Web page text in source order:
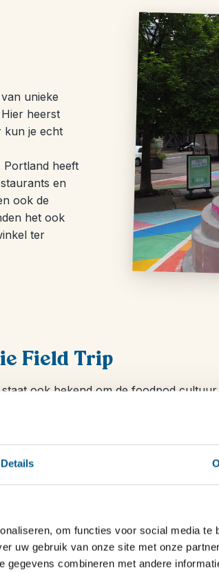
Details
om functies voor social media te
uw gebruik van onze site met onze
combineren met andere
unieke
heerst
kun je echt
Portland heeft
en
ook de
het ook
ter
Field Trip
ook bekend om de foodpod
pleinen door de stad, overal kom
smaken. Ontdek lokale
tour met een lokale gids. Op de fiets
ontmoet enthousiaste foodies en geniet